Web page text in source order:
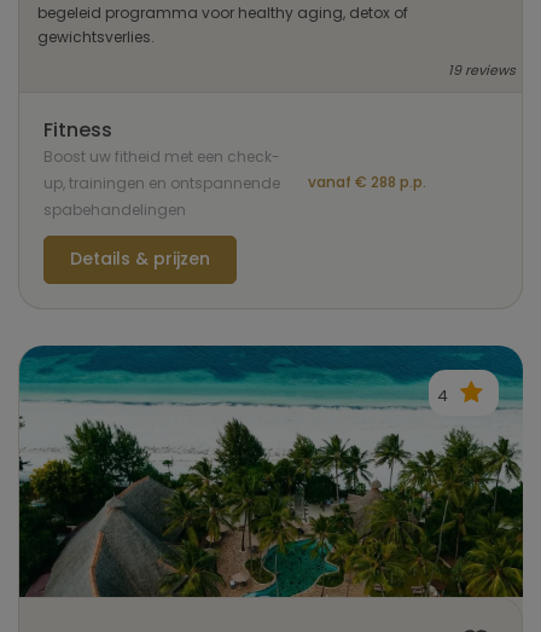
begeleid programma voor healthy aging, detox of
gewichtsverlies.
19 reviews
Fitness
Boost uw fitheid met een check-
up, trainingen en ontspannende
spabehandelingen
vanaf € 288 p.p.
Details & prijzen
4